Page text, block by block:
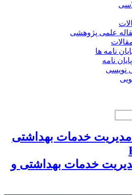
علمی پژوهشی
نامه ها
نامه
نویسی
خدمات بهداشتی و